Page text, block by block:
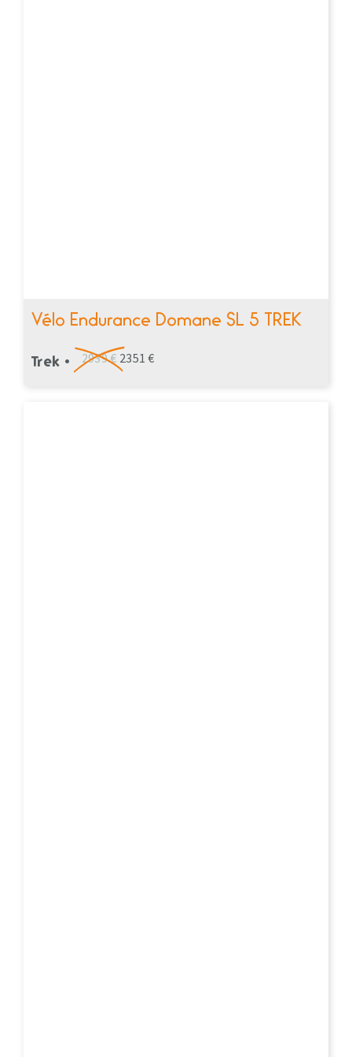
Vélo Endurance Domane SL 5 TREK
Trek • 2939 € 2351 €